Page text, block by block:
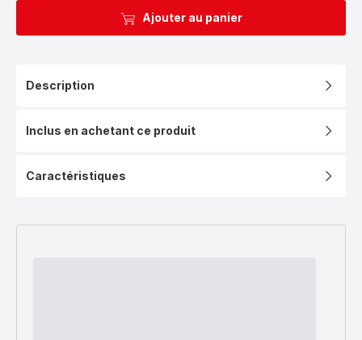
Ajouter au panier
Description
Inclus en achetant ce produit
Caractéristiques